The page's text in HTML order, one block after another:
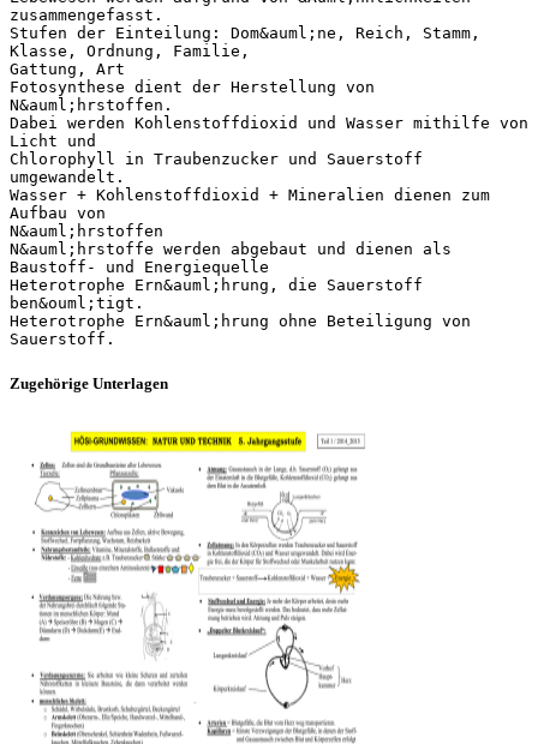
zusammengefasst.
Stufen der Einteilung: Dom&auml;ne, Reich, Stamm,
Klasse, Ordnung, Familie,
Gattung, Art
Fotosynthese dient der Herstellung von
N&auml;hrstoffen.
Dabei werden Kohlenstoffdioxid und Wasser mithilfe von
Licht und
Chlorophyll in Traubenzucker und Sauerstoff
umgewandelt.
Wasser + Kohlenstoffdioxid + Mineralien dienen zum
Aufbau von
N&auml;hrstoffen
N&auml;hrstoffe werden abgebaut und dienen als
Baustoff- und Energiequelle
Heterotrophe Ern&auml;hrung, die Sauerstoff
ben&ouml;tigt.
Heterotrophe Ern&auml;hrung ohne Beteiligung von
Zugehörige Unterlagen